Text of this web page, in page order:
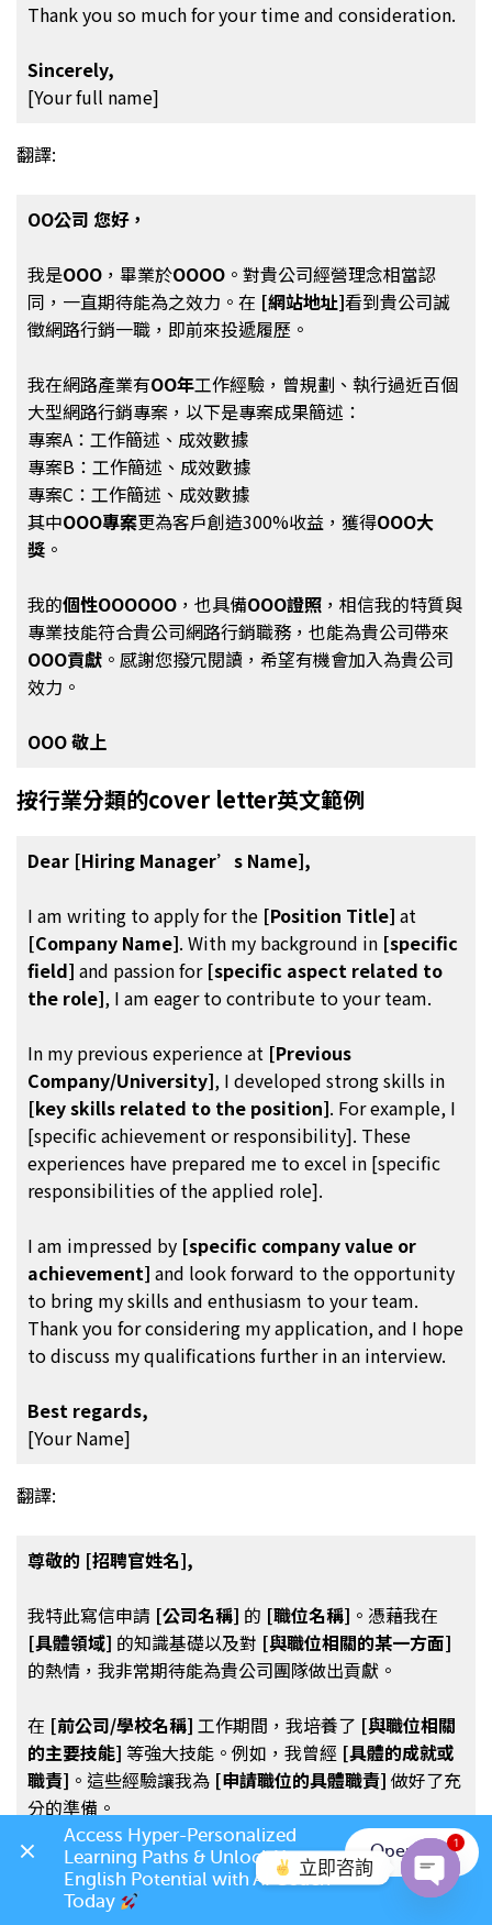
Thank you so much for your time and consideration.
Sincerely,
[Your full name]
翻譯:
OO公司 您好，
我是OOO ，畢業於OOOO 。對貴公司經營理念相當認
同，一直期待能為之效力。在 [網站地址]看到貴公司誠
徵網路行銷一職，即前來投遞履歷。
我在網路產業有OO年工作經驗，曾規劃、執行過近百個
大型網路行銷專案，以下是專案成果簡述：
專案A：工作簡述、成效數據
專案B：工作簡述、成效數據
專案C：工作簡述、成效數據
其中OOO專案更為客戶創造300%收益，獲得OOO大
獎 。
我的個性OOOOOO ，也具備OOO證照 ，相信我的特質與
專業技能符合貴公司網路行銷職務，也能為貴公司帶來
OOO貢獻 。感謝您撥冗閱讀，希望有機會加入為貴公司
效力。
OOO 敬上
按行業分類的cover letter英文範例
Dear [Hiring Manager’s Name],
I am writing to apply for the [Position Title] at
[Company Name]. With my background in [specific
field] and passion for [specific aspect related to
the role], I am eager to contribute to your team.
In my previous experience at [Previous
Company/University], I developed strong skills in
[key skills related to the position]. For example, I
[specific achievement or responsibility]. These
experiences have prepared me to excel in [specific
responsibilities of the applied role].
I am impressed by [specific company value or
achievement] and look forward to the opportunity
to bring my skills and enthusiasm to your team.
Thank you for considering my application, and I hope
to discuss my qualifications further in an interview.
Best regards,
[Your Name]
翻譯:
尊敬的 [招聘官姓名],
我特此寫信申請 [公司名稱] 的 [職位名稱] 。憑藉我在
[具體領域] 的知識基礎以及對 [與職位相關的某一方面]
的熱情，我非常期待能為貴公司團隊做出貢獻。
在 [前公司/學校名稱] 工作期間，我培養了 [與職位相關
的主要技能] 等強大技能。例如，我曾經 [具體的成就或
職責] 。這些經驗讓我為 [申請職位的具體職責] 做好了充
分的準備。
貴公司在[公司價值觀或成就] 上的表現令我深感敬佩，
我希望能將自己的技能與熱情融入貴公司的團隊中。感
謝您考慮我的申請，我期待有機會進一步交流，介紹我
立即咨詢
1
Access Hyper-Personalized
Learning Paths & Unlock Your
English Potential with AI Coach
Today
Open App